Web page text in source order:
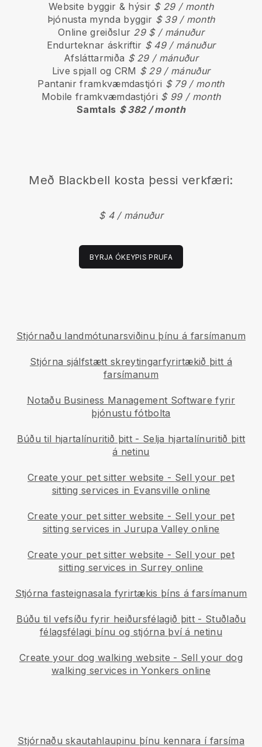
Website byggir & hýsir $ 29 / month
Þjónusta mynda byggir $ 39 / month
Online greiðslur 29 $ / mánuður
Endurteknar áskriftir $ 49 / mánuður
Afsláttarmiða $ 29 / mánuður
Live spjall og CRM $ 29 / mánuður
Pantanir framkvæmdastjóri $ 79 / month
Mobile framkvæmdastjóri $ 99 / month
Samtals $ 382 / month
Með Blackbell kosta þessi verkfæri:
$ 4 / mánuður
BYRJA ÓKEYPIS PRUFA
Stjórnaðu landmótunarsviðinu þínu á farsímanum
Stjórna sjálfstætt skreytingarfyrirtækið þitt á
farsímanum
Notaðu Business Management Software fyrir
þjónustu fótbolta
Búðu til hjartalínuritið þitt- Selja hjartalínuritið þitt
á netinu
Create your pet sitter website - Sell your pet
sitting services in Evansville online
Create your pet sitter website - Sell your pet
sitting services in Jurupa Valley online
Create your pet sitter website - Sell your pet
sitting services in Surrey online
Stjórna fasteignasala fyrirtækis þíns á farsímanum
Búðu til vefsíðu fyrir heiðursfélagið þitt- Stuðlaðu
félagsfélagi þínu og stjórna því á netinu
Create your dog walking website - Sell your dog
walking services in Yonkers online
Stjórnaðu skautahlaupinu þínu kennara í farsíma